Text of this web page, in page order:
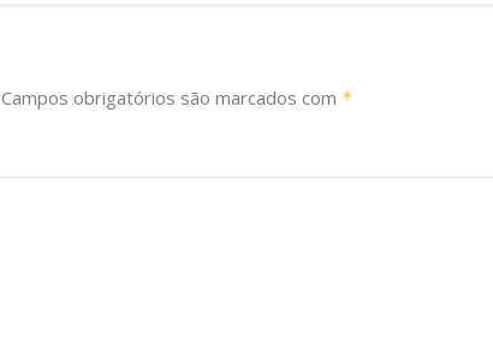
Campos obrigatórios são marcados com *